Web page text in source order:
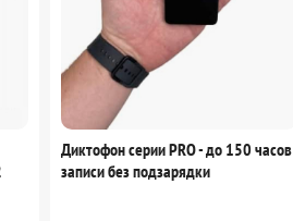
Диктофон серии PRO - до 150 часов
записи без подзарядки